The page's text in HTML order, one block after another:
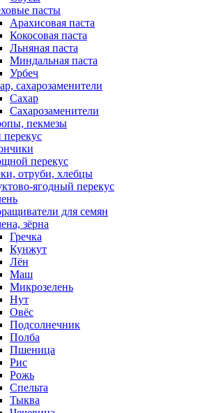
пасты
Арахисовая паста
Кокосовая паста
Льняная паста
Миндальная паста
Урбеч
сахарозаменители
Сахар
Сахарозаменители
пекмезы
перекус
отруби, хлебцы
ягодный перекус
для семян
зёрна
Гречка
Кунжут
Лён
Маш
Микрозелень
Нут
Овёс
Подсолнечник
Полба
Пшеница
Рис
Рожь
Спельта
Тыква